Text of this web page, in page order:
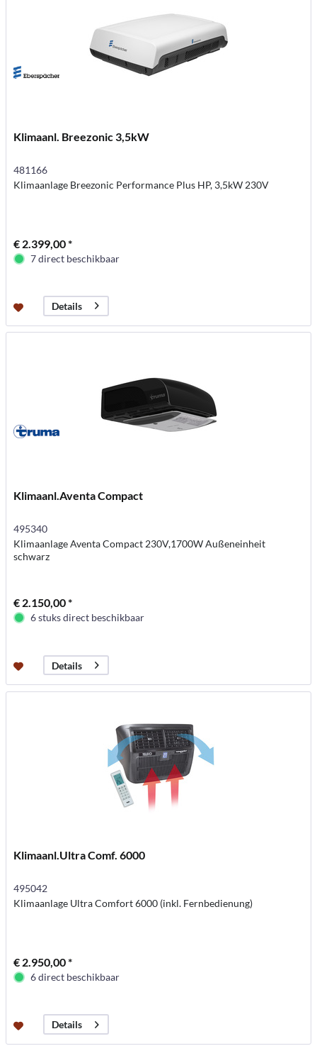
Klimaanl. Breezonic 3,5kW
481166
Klimaanlage Breezonic Performance Plus HP, 3,5kW 230V
€ 2.399,00 *
7 direct beschikbaar
Details
Klimaanl.Aventa Compact
495340
Klimaanlage Aventa Compact 230V,1700W Außeneinheit
schwarz
€ 2.150,00 *
6 stuks direct beschikbaar
Details
Klimaanl.Ultra Comf. 6000
495042
Klimaanlage Ultra Comfort 6000 (inkl. Fernbedienung)
€ 2.950,00 *
6 direct beschikbaar
Details